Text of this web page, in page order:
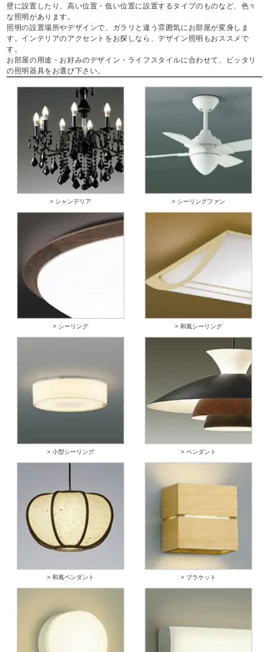
壁に設置したり、高い位置・低い位置に設置するタイプのものなど、色々
な照明があります。
照明の設置場所やデザインで、ガラリと違う雰囲気にお部屋が変身しま
す。インテリアのアクセントをお探しなら、デザイン照明もおススメで
す。
お部屋の用途・お好みのデザイン・ライフスタイルに合わせて、ピッタリ
の照明器具をお選び下さい。
> シャンデリア > シーリングファン
> シーリング > 和風シーリング
> 小型シーリング > ペンダント
> 和風ペンダント > ブラケット